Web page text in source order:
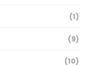
(1)
(9)
(10)